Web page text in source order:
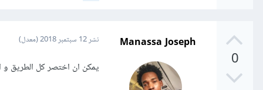
0
Manassa Joseph نشر12 سبتمبر 2018 (معدل)
يمكن ان اختصر كل الطريق